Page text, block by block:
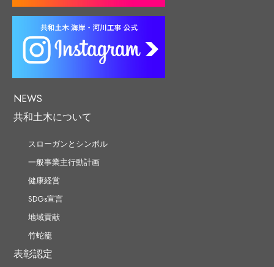
NEWS
共和土木について
スローガンとシンボル
一般事業主行動計画
健康経営
SDGs宣言
地域貢献
竹蛇籠
表彰認定